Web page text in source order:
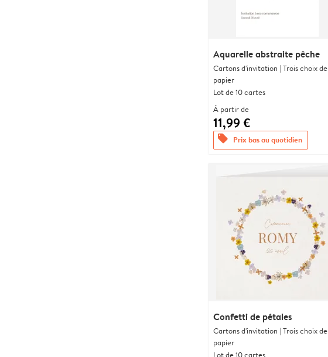
Aquarelle abstraite pêche
Cartons d'invitation | Trois choix de
papier
Lot de 10 cartes
À partir de
11,99 €
offers Prix bas au quotidien
Confetti de pétales
Cartons d'invitation | Trois choix de
papier
Lot de 10 cartes